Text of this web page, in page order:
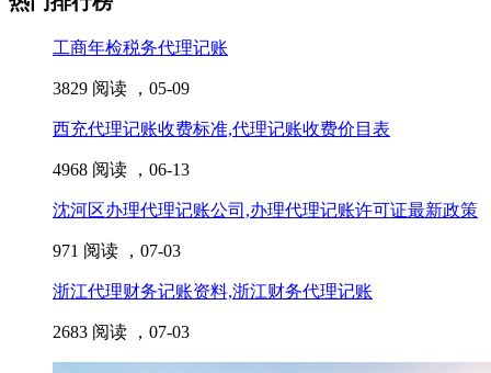
工商年检税务代理记账
3829 阅读 ， 05-09
西充代理记账收费标准,代理记账收费价目表
4968 阅读 ， 06-13
沈河区办理代理记账公司,办理代理记账许可证最新政策
971 阅读 ， 07-03
浙江代理财务记账资料,浙江财务代理记账
2683 阅读 ， 07-03